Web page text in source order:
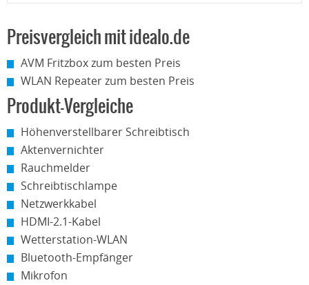
Preisvergleich mit idealo.de
AVM Fritzbox zum besten Preis
WLAN Repeater zum besten Preis
Produkt-Vergleiche
Höhenverstellbarer Schreibtisch
Aktenvernichter
Rauchmelder
Schreibtischlampe
Netzwerkkabel
HDMI-2.1-Kabel
Wetterstation-WLAN
Bluetooth-Empfänger
Mikrofon